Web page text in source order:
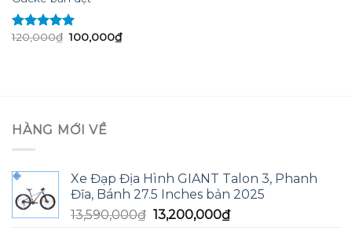
Được xếp
120,000₫ Giá
100,000₫Giá
hiện
HÀNG MỚI VỀ
Xe Đạp Địa Hình GIANT Talon 3, Phanh
Đĩa, Bánh 27.5 Inches bản 2025
13,590,000₫ Giá
13,200,000₫Giá